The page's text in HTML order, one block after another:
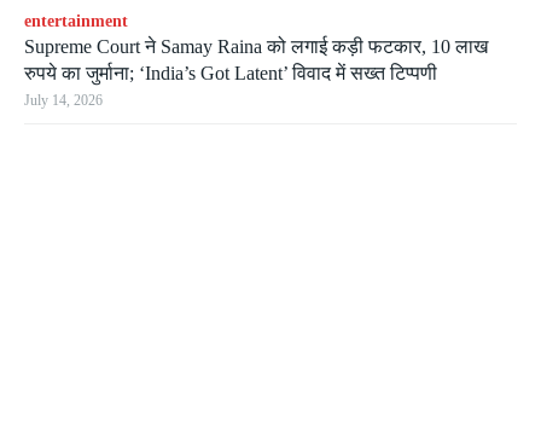
entertainment
Supreme Court ने Samay Raina को लगाई कड़ी फटकार, 10 लाख
रुपये का जुर्माना; ‘India’s Got Latent’ विवाद में सख्त टिप्पणी
July 14, 2026